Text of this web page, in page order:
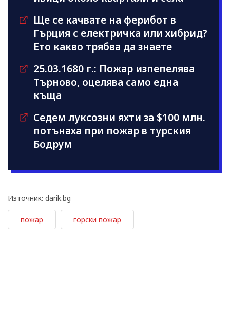
Ще се качвате на ферибот в
Гърция с електричка или хибрид?
Ето какво трябва да знаете
25.03.1680 г.: Пожар изпепелява
Търново, оцелява само една
къща
Седем луксозни яхти за $100 млн.
потънаха при пожар в турския
Бодрум
Източник: darik.bg
пожар горски пожар